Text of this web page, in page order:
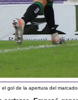
gol de la apertura del